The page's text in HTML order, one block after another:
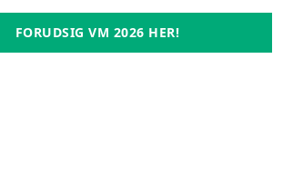
FORUDSIG VM 2026 HER!